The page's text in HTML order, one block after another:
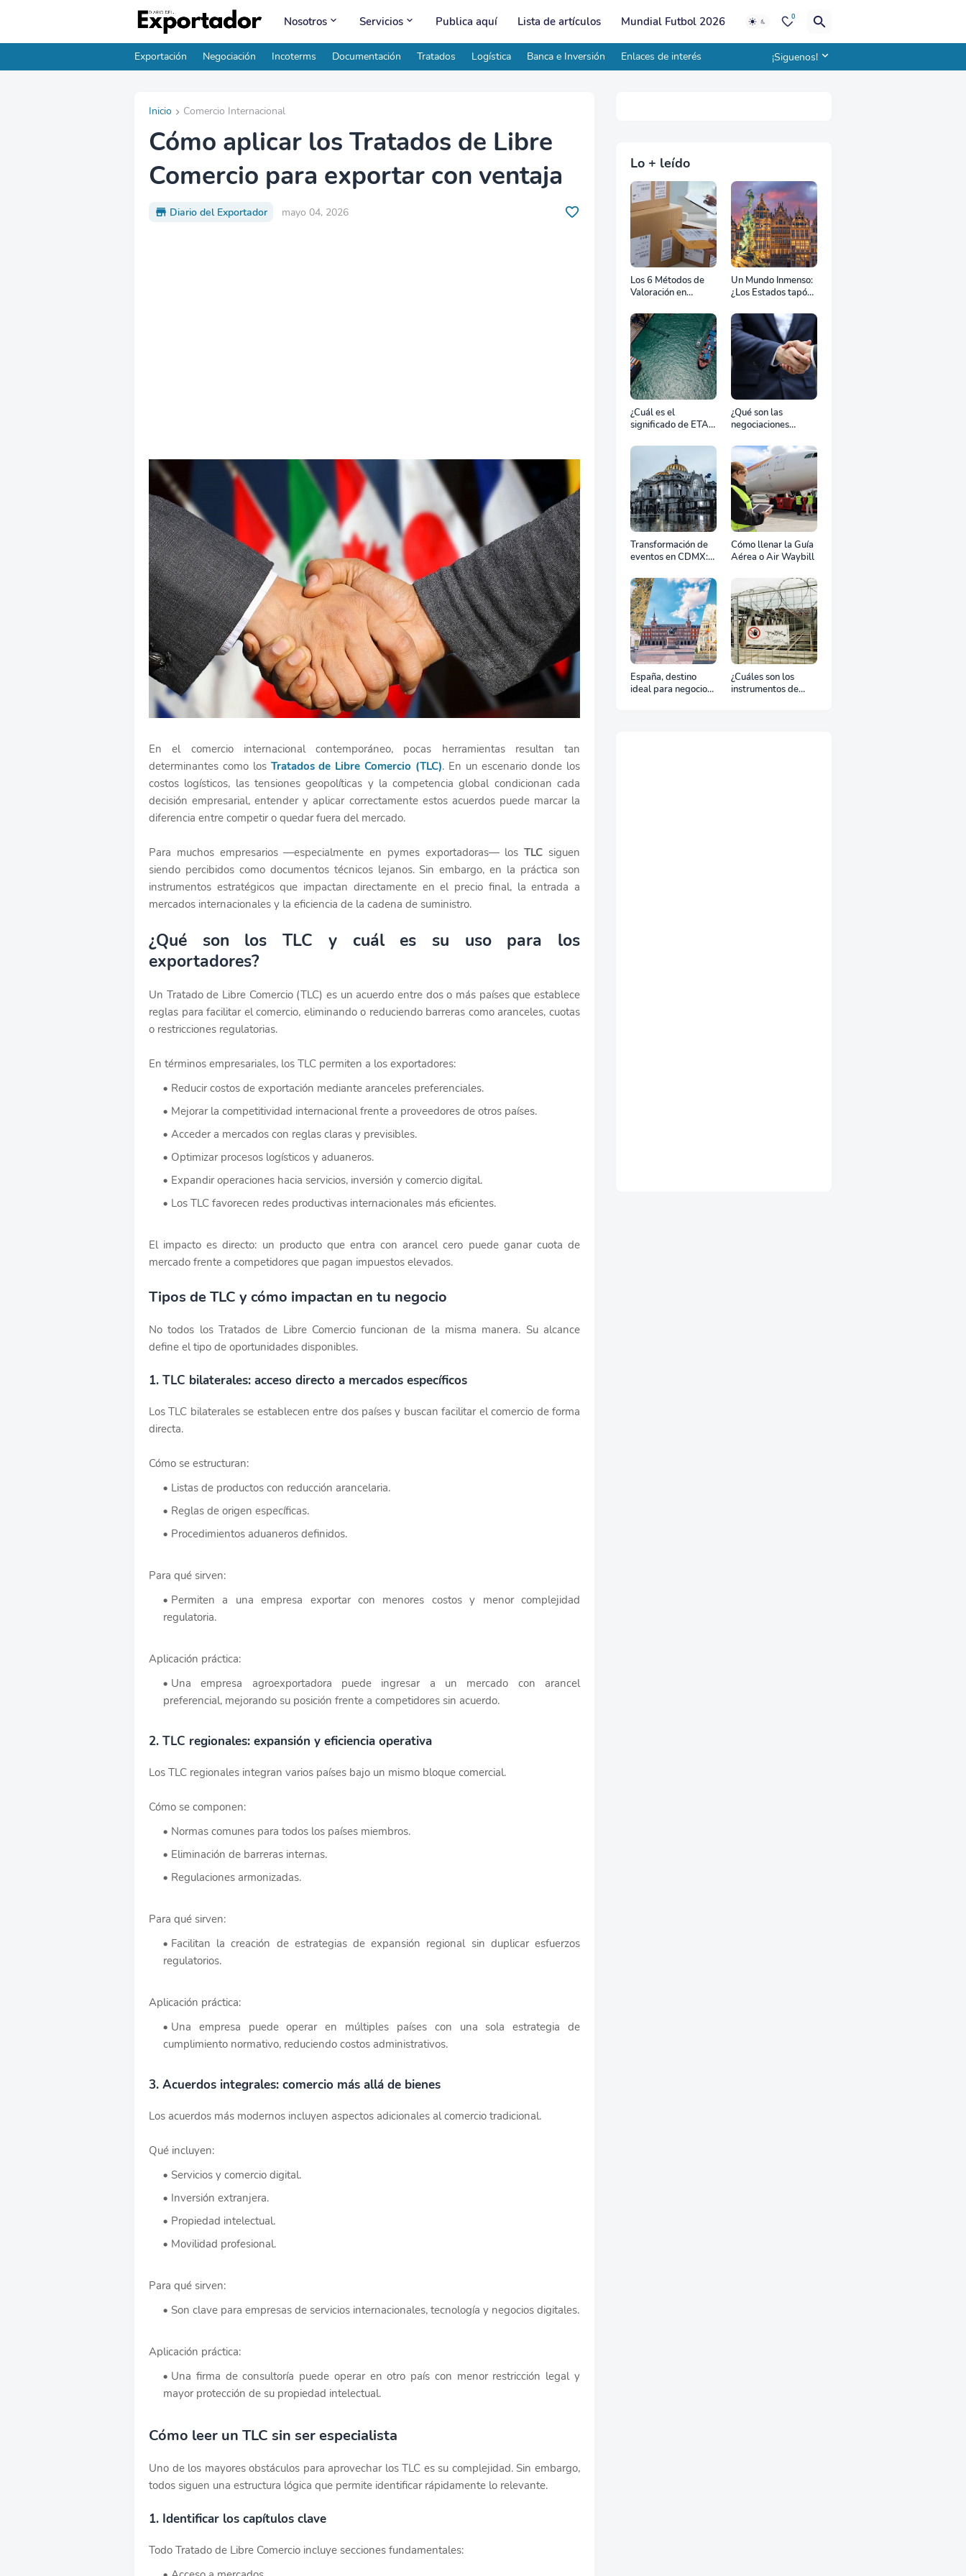
Nosotros Servicios Publica aquí Lista de artículos Mundial Futbol 2026 0
Exportación Negociación Incoterms Documentación Tratados Logística Banca e Inversión Enlaces de interés ¡Siguenos!
Inicio Comercio Internacional
Cómo aplicar los Tratados de Libre
Comercio para exportar con ventaja
Diario del Exportador mayo 04, 2026
En el comercio internacional contemporáneo, pocas herramientas resultan tan
determinantes como los Tratados de Libre Comercio (TLC). En un escenario donde los
costos logísticos, las tensiones geopolíticas y la competencia global condicionan cada
decisión empresarial, entender y aplicar correctamente estos acuerdos puede marcar la
diferencia entre competir o quedar fuera del mercado.
Para muchos empresarios —especialmente en pymes exportadoras— los TLC siguen
siendo percibidos como documentos técnicos lejanos. Sin embargo, en la práctica son
instrumentos estratégicos que impactan directamente en el precio final, la entrada a
mercados internacionales y la eficiencia de la cadena de suministro.
¿Qué son los TLC y cuál es su uso para los
exportadores?
Un Tratado de Libre Comercio (TLC) es un acuerdo entre dos o más países que establece
reglas para facilitar el comercio, eliminando o reduciendo barreras como aranceles, cuotas
o restricciones regulatorias.
En términos empresariales, los TLC permiten a los exportadores:
Reducir costos de exportación mediante aranceles preferenciales.
Mejorar la competitividad internacional frente a proveedores de otros países.
Acceder a mercados con reglas claras y previsibles.
Optimizar procesos logísticos y aduaneros.
Expandir operaciones hacia servicios, inversión y comercio digital.
Los TLC favorecen redes productivas internacionales más eficientes.
El impacto es directo: un producto que entra con arancel cero puede ganar cuota de
mercado frente a competidores que pagan impuestos elevados.
Tipos de TLC y cómo impactan en tu negocio
No todos los Tratados de Libre Comercio funcionan de la misma manera. Su alcance
define el tipo de oportunidades disponibles.
1. TLC bilaterales: acceso directo a mercados específicos
Los TLC bilaterales se establecen entre dos países y buscan facilitar el comercio de forma
directa.
Cómo se estructuran:
Listas de productos con reducción arancelaria.
Reglas de origen específicas.
Procedimientos aduaneros definidos.
Para qué sirven:
Permiten a una empresa exportar con menores costos y menor complejidad
regulatoria.
Aplicación práctica:
Una empresa agroexportadora puede ingresar a un mercado con arancel
preferencial, mejorando su posición frente a competidores sin acuerdo.
2. TLC regionales: expansión y eficiencia operativa
Los TLC regionales integran varios países bajo un mismo bloque comercial.
Cómo se componen:
Normas comunes para todos los países miembros.
Eliminación de barreras internas.
Regulaciones armonizadas.
Para qué sirven:
Facilitan la creación de estrategias de expansión regional sin duplicar esfuerzos
regulatorios.
Aplicación práctica:
Una empresa puede operar en múltiples países con una sola estrategia de
cumplimiento normativo, reduciendo costos administrativos.
3. Acuerdos integrales: comercio más allá de bienes
Los acuerdos más modernos incluyen aspectos adicionales al comercio tradicional.
Qué incluyen:
Servicios y comercio digital.
Inversión extranjera.
Propiedad intelectual.
Movilidad profesional.
Para qué sirven:
Son clave para empresas de servicios internacionales, tecnología y negocios digitales.
Aplicación práctica:
Una firma de consultoría puede operar en otro país con menor restricción legal y
mayor protección de su propiedad intelectual.
Cómo leer un TLC sin ser especialista
Uno de los mayores obstáculos para aprovechar los TLC es su complejidad. Sin embargo,
todos siguen una estructura lógica que permite identificar rápidamente lo relevante.
1. Identificar los capítulos clave
Todo Tratado de Libre Comercio incluye secciones fundamentales:
Lo + leído
Los 6 Métodos de
Valoración en
Un Mundo Inmenso:
¿Los Estados tapón,
o zona de combate?
¿Cuál es el
significado de ETA,
el transporte
marítimo?
¿Qué son las
negociaciones
Transformación de
eventos en CDMX:
profesional de
equipos define el
éxito de tu
celebración
Cómo llenar la Guía
Aérea o Air Waybill
España, destino
ideal para negocios
¿Cuáles son los
instrumentos de